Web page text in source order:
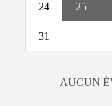
24 25
31
AUCUN